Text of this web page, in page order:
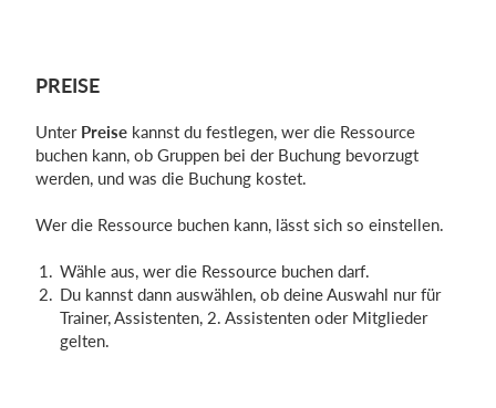
PREISE
Unter Preise kannst du festlegen, wer die Ressource
buchen kann, ob Gruppen bei der Buchung bevorzugt
werden, und was die Buchung kostet.
Wer die Ressource buchen kann, lässt sich so einstellen.
Wähle aus, wer die Ressource buchen darf.
Du kannst dann auswählen, ob deine Auswahl nur für
Trainer, Assistenten, 2. Assistenten oder Mitglieder
gelten.